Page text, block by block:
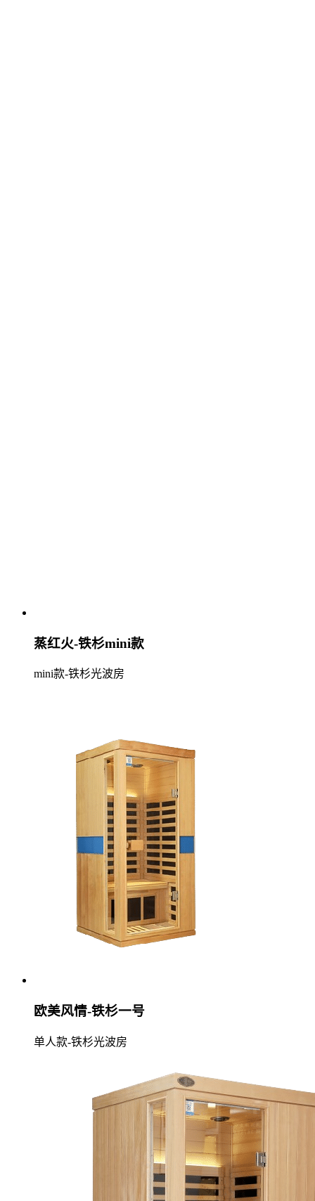
蒸红火-铁杉mini款
mini款-铁杉光波房
欧美风情-铁杉一号
单人款-铁杉光波房